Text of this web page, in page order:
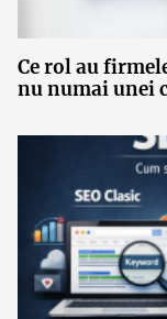
Ce rol au
nu numai unei